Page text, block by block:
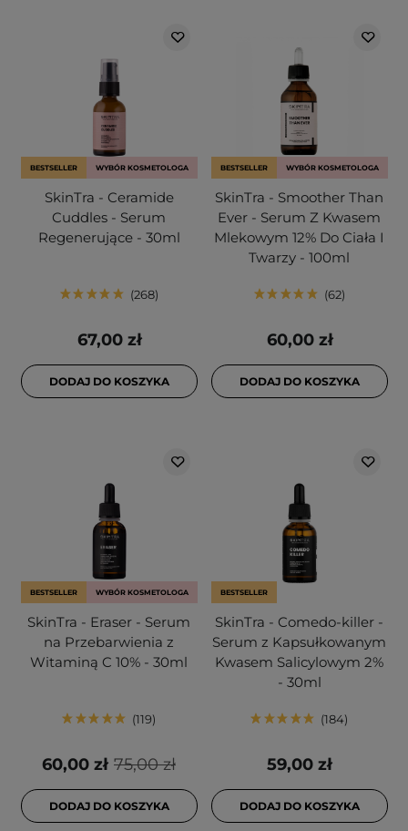
BESTSELLER WYBÓR KOSMETOLOGA
SkinTra - Ceramide
Cuddles - Serum
Regenerujące - 30ml
268
67,00 zł
DODAJ DO KOSZYKA
BESTSELLER WYBÓR KOSMETOLOGA
SkinTra - Smoother Than
Ever - Serum Z Kwasem
Mlekowym 12% Do Ciała I
Twarzy - 100ml
62
60,00 zł
DODAJ DO KOSZYKA
BESTSELLER WYBÓR KOSMETOLOGA
SkinTra - Eraser - Serum
na Przebarwienia z
Witaminą C 10% - 30ml
119
75,00 zł
60,00 zł
DODAJ DO KOSZYKA
BESTSELLER
SkinTra - Comedo-killer -
Serum z Kapsułkowanym
Kwasem Salicylowym 2%
- 30ml
184
59,00 zł
DODAJ DO KOSZYKA